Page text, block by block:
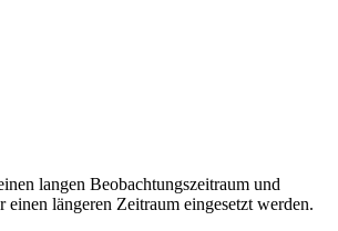
langen Beobachtungszeitraum und
längeren Zeitraum eingesetzt werden.